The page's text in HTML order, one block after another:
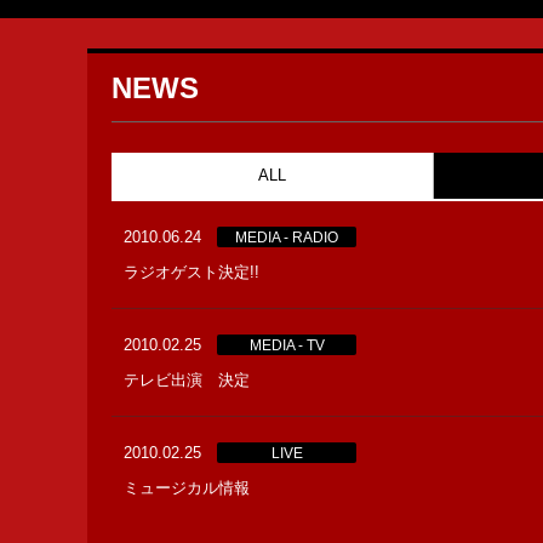
NEWS
ALL
2010.06.24 MEDIA - RADIO
ラジオゲスト決定!!
2010.02.25 MEDIA - TV
テレビ出演 決定
2010.02.25 LIVE
ミュージカル情報